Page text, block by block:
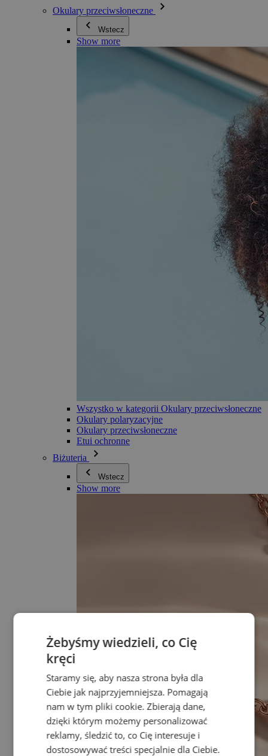
Okulary przeciwsłoneczne
Wstecz
Show more
Wszystko w kategorii Okulary przeciwsłoneczne
Okulary polaryzacyjne
Okulary przeciwsłoneczne
Etui ochronne
Biżuteria
Wstecz
Show more
Żebyśmy wiedzieli, co Cię
kręci
Staramy się, aby nasza strona była dla
Ciebie jak najprzyjemniejsza. Pomagają
nam w tym pliki cookie. Zbierają dane,
dzięki którym możemy personalizować
reklamy, śledzić to, co Cię interesuje i
dostosowywać treści specjalnie dla Ciebie.